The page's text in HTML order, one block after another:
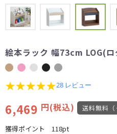
絵本ラック 幅73cm LOG(
4.8
rating
28 レビュー
6,469 円(税込) 送料無料（
獲得ポイント 118pt